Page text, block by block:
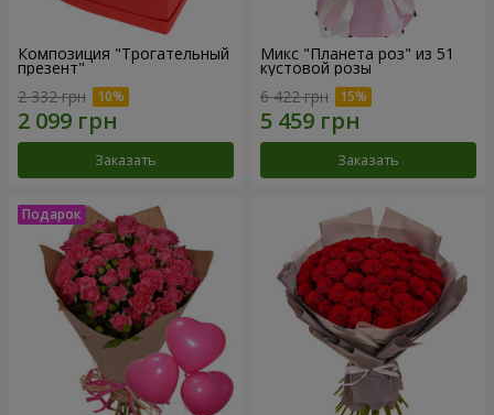
Композиция "Трогательный
презент"
2 332 грн
Заказать
Микс "Планета роз" из 51
кустовой розы
6 422 грн
Заказать